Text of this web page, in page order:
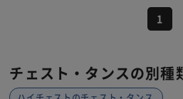
1
チェスト・タンスの別種